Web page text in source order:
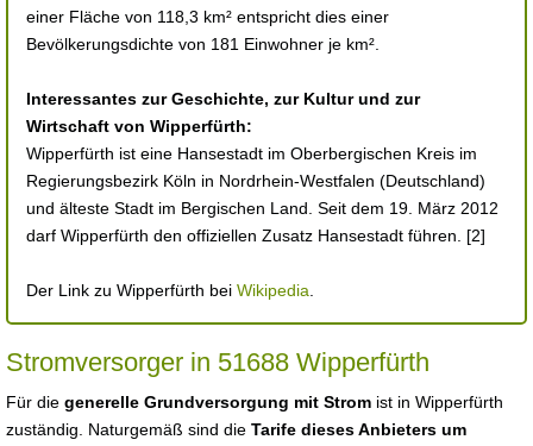
einer Fläche von 118,3 km² entspricht dies einer
Bevölkerungsdichte von 181 Einwohner je km².
Interessantes zur Geschichte, zur Kultur und zur
Wirtschaft von Wipperfürth:
Wipperfürth ist eine Hansestadt im Oberbergischen Kreis im
Regierungsbezirk Köln in Nordrhein-Westfalen (Deutschland)
und älteste Stadt im Bergischen Land. Seit dem 19. März 2012
darf Wipperfürth den offiziellen Zusatz Hansestadt führen. [2]
Der Link zu Wipperfürth bei Wikipedia
Stromversorger in 51688 Wipperfürth
Für die generelle Grundversorgung mit Strom ist in Wipperfürth
zuständig. Naturgemäß sind die Tarife dieses Anbieters um